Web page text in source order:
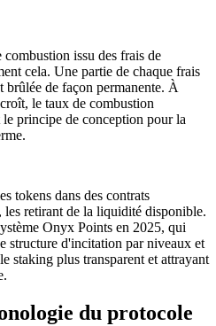
issu des frais de
cela. Une partie de chaque frais
de façon permanente. À
le taux de combustion
principe de conception pour la
tokens dans des contrats
les retirant de la liquidité disponible.
Onyx Points en 2025, qui
structure d'incitation par niveaux et
staking plus transparent et attrayant
du protocole